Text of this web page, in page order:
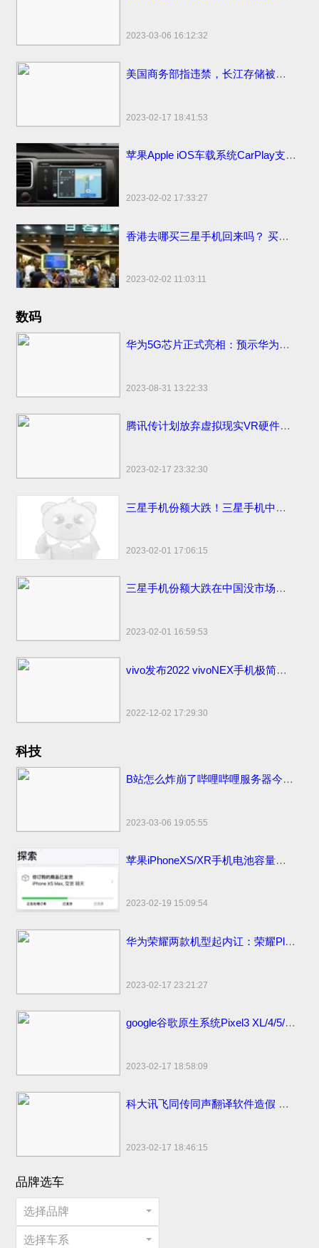
2023-03-06 16:12:32
美国商务部指违禁，长江存储被美国拜登制裁名单面临停工裁员
2023-02-17 18:41:53
苹果Apple iOS车载系统CarPlay支持哪些更多汽车品牌
2023-02-02 17:33:27
香港去哪买三星手机回来吗？ 买香港便宜售价手机市场地点和网站
2023-02-02 11:03:11
数码
华为5G芯片正式亮相：预示华为将发首款5G手机
2023-08-31 13:22:33
腾讯传计划放弃虚拟现实VR硬件计划
2023-02-17 23:32:30
三星手机份额大跌！三星手机中国市场份额变化国内仅剩3%
2023-02-01 17:06:15
三星手机份额大跌在中国没市场了！国内市场占有率仅剩1%国外比苹果销量高
2023-02-01 16:59:53
vivo发布2022 vivoNEX手机极简易浏览器下载：简洁流畅无广告！
2022-12-02 17:29:30
科技
B站怎么炸崩了哔哩哔哩服务器今日怎么又炸挂了？技术团队公开早先原因
2023-03-06 19:05:55
苹果iPhoneXS/XR手机电池容量续航最强？答案揭晓
2023-02-19 15:09:54
华为荣耀两款机型起内讧：荣耀Play官方价格同价同配该如何选？
2023-02-17 23:21:27
google谷歌原生系统Pixel3 XL/4/5/6 pro手机价格：刘海屏设计顶配版曾卖6900元
2023-02-17 18:58:09
科大讯飞同传同声翻译软件造假 浮夸不能只罚酒三杯
2023-02-17 18:46:15
品牌选车
选择品牌
选择车系